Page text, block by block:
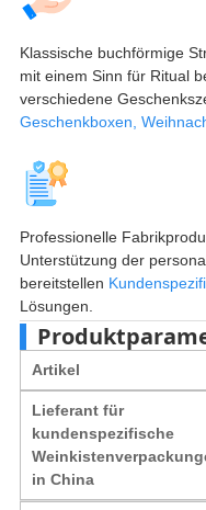
Klassische buchförmige
mit einem Sinn für Ritual
verschiedene
Geschenkboxen,
Professionelle
Unterstützung der
bereitstellen
Lösungen.
Artikel
Lieferant für
kundenspezifische
in China